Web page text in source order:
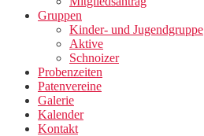
Gruppen
Kinder- und Jugendgruppe
Aktive
Schnoizer
Probenzeiten
Patenvereine
Galerie
Kalender
Kontakt